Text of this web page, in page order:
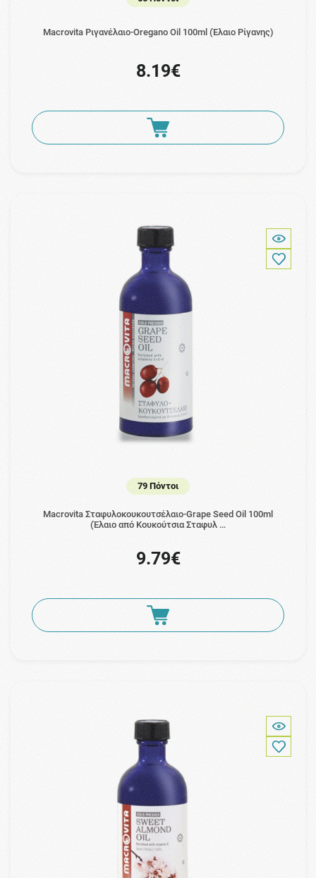
Macrovita Ριγανέλαιο-Oregano Oil 100ml (Έλαιο Ρίγανης)
8.19€
79 Πόντοι
Macrovita Σταφυλοκουκουτσέλαιο-Grape Seed Oil 100ml
(Έλαιο από Κουκούτσια Σταφυλ …
9.79€